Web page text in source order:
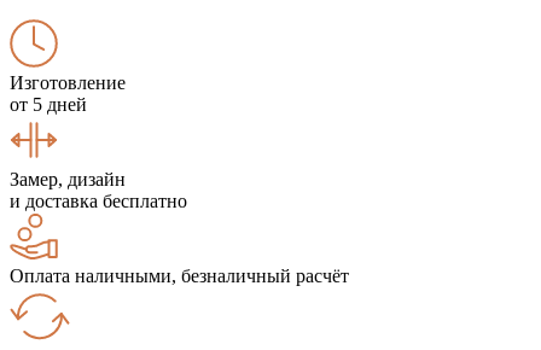
Изготовление
от 5 дней
Замер, дизайн
и доставка бесплатно
Оплата наличными, безналичный расчёт